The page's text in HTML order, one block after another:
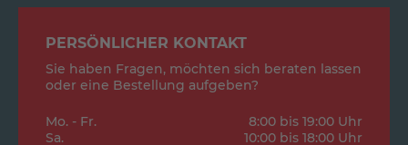
PERSÖNLICHER KONTAKT
Sie haben Fragen, möchten sich beraten lassen
oder eine Bestellung aufgeben?
Mo. - Fr.
8:00 bis 19:00 Uhr
Sa.
10:00 bis 18:00 Uhr